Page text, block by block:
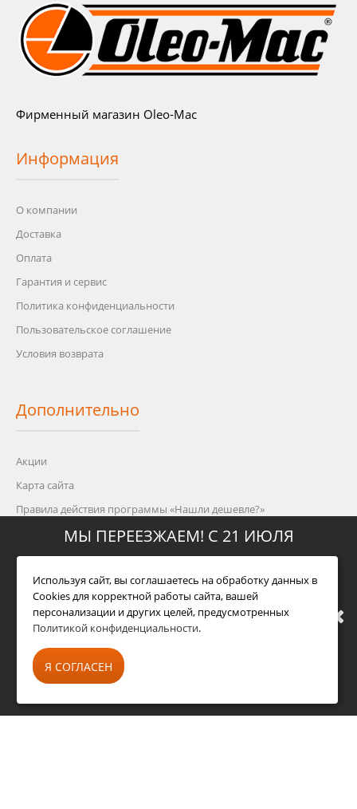
МЫ ПЕРЕЕЗЖАЕМ! С 21 ИЮЛЯ
МАГАЗИН БУДЕТ РАБОТАТЬ ПО
НОВОМУ АДРЕСУ. ПОДРОБНАЯ
ИНФОРМАЦИЯ О ПЕРЕЕЗДЕ ПО
Фирменный магазин Oleo-Mac
Информация
О компании
Доставка
Оплата
Гарантия и сервис
Политика конфиденциальности
Пользовательское соглашение
Условия возврата
Дополнительно
Акции
Карта сайта
Правила действия программы «Нашли дешевле?»
Контакты
г. Москва, ул. Кантемировская, 58, 2 этаж
8 495 215-25-43, 8 800 333-65-87
info@oleo-shop.ru
пн - пт: 09:00 - 20:00
Используя сайт, вы соглашаетесь на обработку данных в
Cookies для корректной работы сайта, вашей
персонализации и других целей, предусмотренных
Политикой конфиденциальности.
Я СОГЛАСЕН